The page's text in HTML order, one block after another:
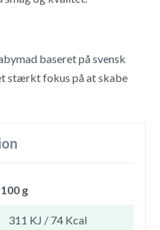
baseret på svensk
stærkt fokus på at skabe
g
311 KJ / 74 Kcal